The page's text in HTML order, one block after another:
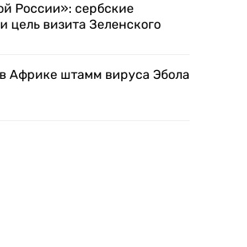
России»: сербские
цель визита Зеленского
Африке штамм вируса Эбола